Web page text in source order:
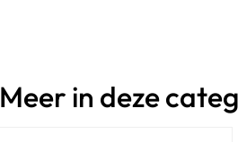
Meer in deze